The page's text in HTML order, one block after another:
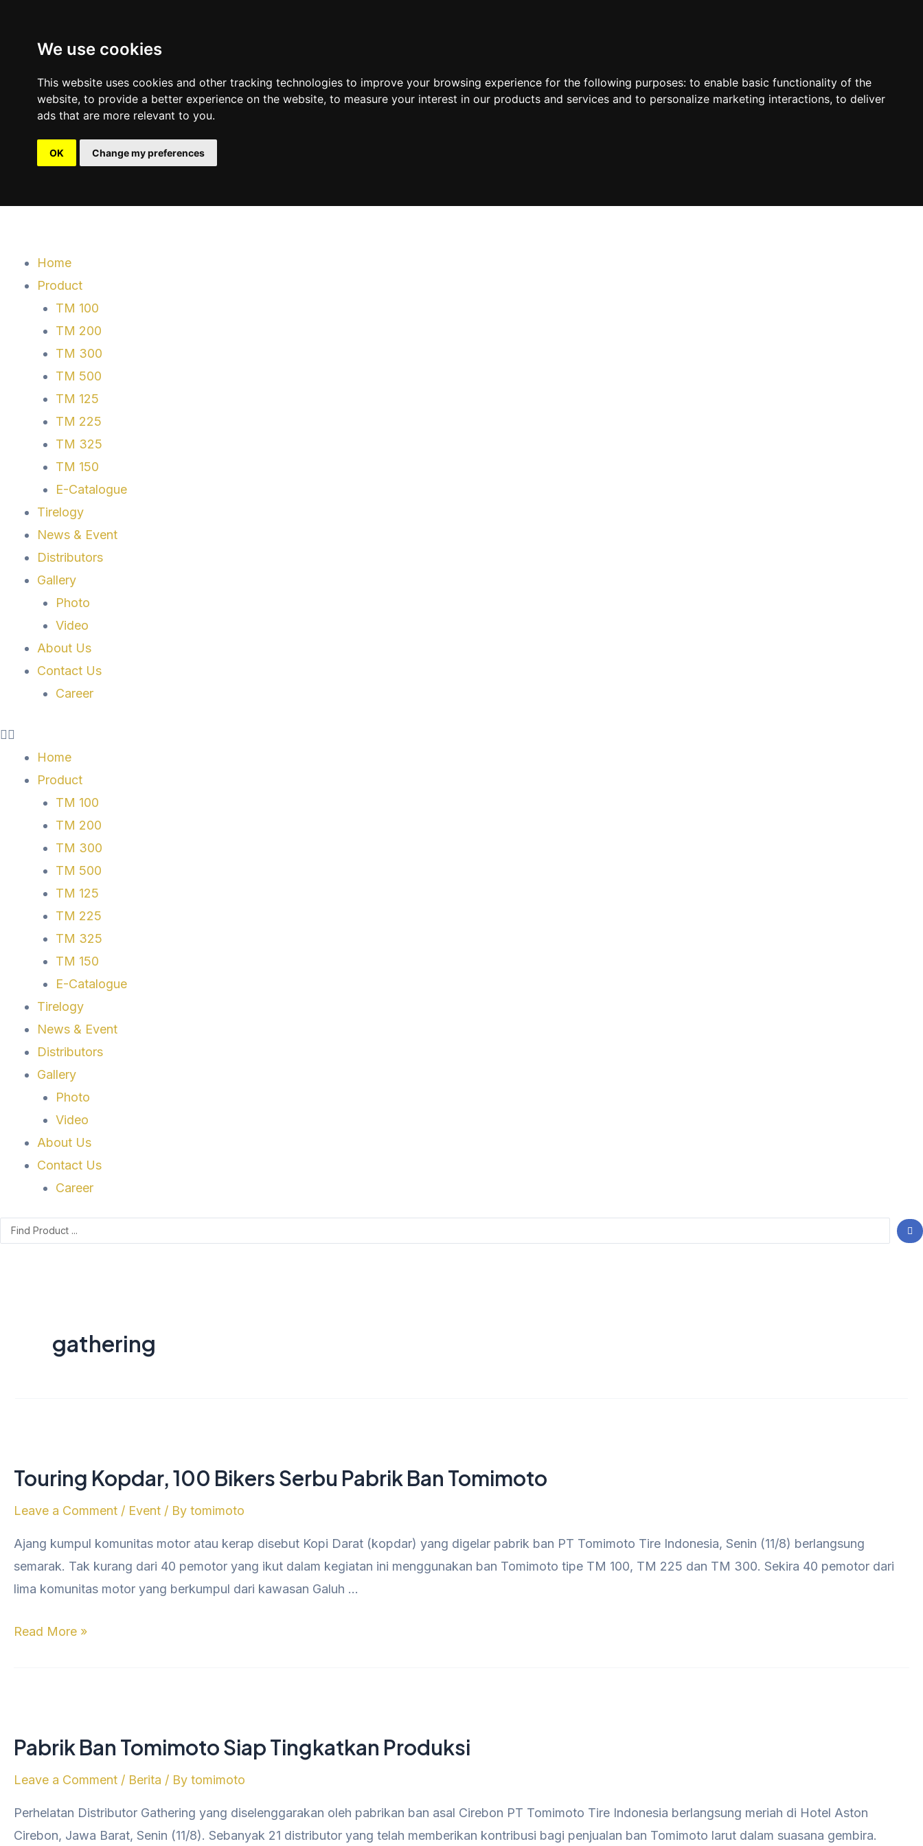
We use cookies
This website uses cookies and other tracking technologies to improve your browsing experience for the following purposes: to enable basic functionality of the
website, to provide a better experience on the website, to measure your interest in our products and services and to personalize marketing interactions, to deliver
ads that are more relevant to you.
OK Change my preferences
content
Home
Product
TM 100
TM 200
TM 300
TM 500
TM 125
TM 225
TM 325
TM 150
E-Catalogue
Tirelogy
News & Event
Distributors
Gallery
Photo
Video
About Us
Contact Us
Career
Menu
Home
Product
TM 100
TM 200
TM 300
TM 500
TM 125
TM 225
TM 325
TM 150
E-Catalogue
Tirelogy
News & Event
Distributors
Gallery
Photo
Video
About Us
Contact Us
Career
gathering
Touring Kopdar, 100 Bikers Serbu Pabrik Ban Tomimoto
Leave a Comment / Event / By tomimoto
Ajang kumpul komunitas motor atau kerap disebut Kopi Darat (kopdar) yang digelar pabrik ban PT Tomimoto Tire Indonesia, Senin (11/8) berlangsung
semarak. Tak kurang dari 40 pemotor yang ikut dalam kegiatan ini menggunakan ban Tomimoto tipe TM 100, TM 225 dan TM 300. Sekira 40 pemotor dari
lima komunitas motor yang berkumpul dari kawasan Galuh …
100
Pabrik
Ban
Tomimoto
Read More »
Pabrik Ban Tomimoto Siap Tingkatkan Produksi
Leave a Comment / Berita / By tomimoto
Perhelatan Distributor Gathering yang diselenggarakan oleh pabrikan ban asal Cirebon PT Tomimoto Tire Indonesia berlangsung meriah di Hotel Aston
Cirebon, Jawa Barat, Senin (11/8). Sebanyak 21 distributor yang telah memberikan kontribusi bagi penjualan ban Tomimoto larut dalam suasana gembira.
Tomimoto
Produksi